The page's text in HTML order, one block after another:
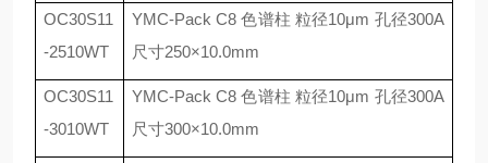
OC30S11
-2510WT
YMC-Pack C8色谱柱 粒径10μm 孔径300A
尺寸250×10.0mm
OC30S11
-3010WT
YMC-Pack C8色谱柱 粒径10μm 孔径300A
尺寸300×10.0mm